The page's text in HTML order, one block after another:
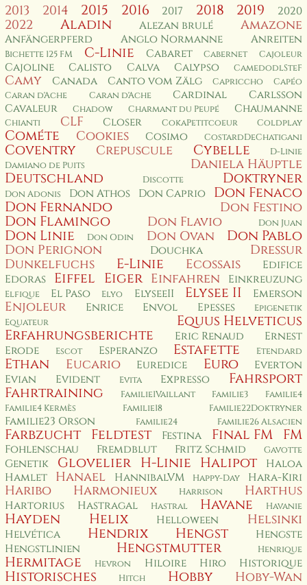
2013 2014 2015 2016 2017 2018 2019 2020
2022 Aladin Alezan brulé Amazone
Anfängerpferd Anglo Normanne Anreiten
Bichette 125 FM C-Linie Cabaret Cabernet Cajoleur
Cajoline Calisto Calva Calypso CamedodlSteF
Camy Canada Canto vom Zälg Capriccho
Capéo
Caran d'Ache
Caran d'Ache Cardinal
Carlsson
Cavaleur
Chadow Charmant du Peupé Chaumanne
Chianti CLF Closer CokaPetitcoeur Coldplay
Cométe Cookies Cosimo CostardDeChatigani
Coventry Crepuscule Cybelle
D-Linie
Damiano de Puits
Daniela Häuptle
Deutschland Discotte Doktryner
Don Adonis Don Athos Don Caprio
Don Fenaco
Don Fernando
Don Festino
Don Flamingo Don Flavio Don Juan
Don Linie Don Odin Don Ovan Don Pablo
Don Perignon Douchka
Dressur
Dunkelfuchs
E-Linie Ecossais
Edifice
Edoras
Eiffel Eiger Einfahren Einkreuzung
Elfique El Paso Elyo ElyseeII Elysee II Emerson
Enjoleur Enrice Envol Epesses
Epigenetik
Equateur
Equus Helveticus
Erfahrungsberichte
Eric Renaud
Ernest
Erode
Escot Esperanzo Estafette Etendard
Ethan Eucario Euredice Euro
Everton
Evian
Evident Evita Expresso
Fahrsport
Fahrtraining
Familie1Vaillant Familie3
Familie4
Familie4 Kermès
Familie18 Familie22Doktryner
Familie23 Orson Familie24 Familie26 Alsacien
Farbzucht Feldtest Festina Final FM FM
Fohlenschau Fremdblut Fritz Schmid Gavotte
Genetik Glovelier H-Linie Halipot
Haloa
Hamlet
Hanael HannibalVM Happy-Day Hara-Kiri
Haribo Harmonieux Harrison Harthus
Hartorius Hastragal Hastral Havane Havanie
Hayden Helix Helloween Helsinki
Helvética Hendrix Hengst
Hengste
Hengstlinien
Hengstmutter Henrique
Hermitage Hevron Hiloire Hiro Historique
Historisches Hitch Hobby Hoby-Wan